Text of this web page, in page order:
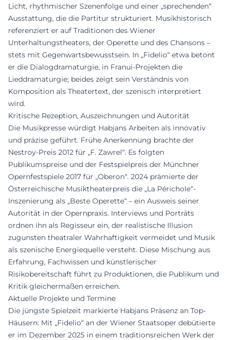
Licht, rhythmischer Szenenfolge und einer „sprechenden“
Ausstattung, die die Partitur strukturiert. Musikhistorisch
referenziert er auf Traditionen des Wiener
Unterhaltungstheaters, der Operette und des Chansons –
stets mit Gegenwartsbewusstsein. In „Fidelio“ etwa betont
er die Dialogdramaturgie, in Franui-Projekten die
Lieddramaturgie; beides zeigt sein Verständnis von
Komposition als Theatertext, der szenisch interpretiert
wird.
Kritische Rezeption, Auszeichnungen und Autorität
Die Musikpresse würdigt Habjans Arbeiten als innovativ
und präzise geführt. Frühe Anerkennung brachte der
Nestroy-Preis 2012 für „F. Zawrel“. Es folgten
Publikumspreise und der Festspielpreis der Münchner
Opernfestspiele 2017 für „Oberon“. 2024 prämierte der
Österreichische Musiktheaterpreis die „La Périchole“-
Inszenierung als „Beste Operette“ – ein Ausweis seiner
Autorität in der Opernpraxis. Interviews und Porträts
ordnen ihn als Regisseur ein, der realistische Illusion
zugunsten theatraler Wahrhaftigkeit vermeidet und Musik
als szenische Energiequelle versteht. Diese Mischung aus
Erfahrung, Fachwissen und künstlerischer
Risikobereitschaft führt zu Produktionen, die Publikum und
Kritik gleichermaßen erreichen.
Aktuelle Projekte und Termine
Die jüngste Spielzeit markierte Habjans Präsenz an Top-
Häusern: Mit „Fidelio“ an der Wiener Staatsoper debütierte
er im Dezember 2025 in einem traditionsreichen Werk der